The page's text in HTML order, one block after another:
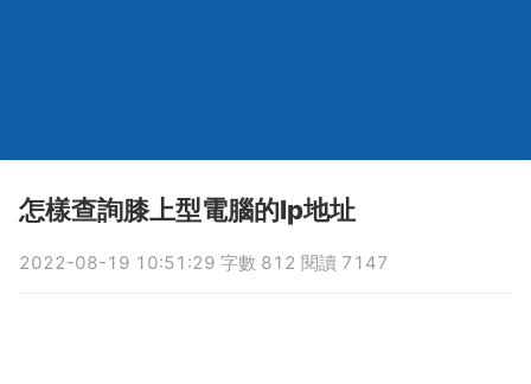
怎樣查詢膝上型電腦的Ip地址
2022-08-19 10:51:29 字數 812 閱讀 7147